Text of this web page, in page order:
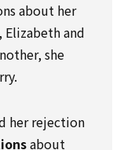
about her
and
she
her rejection
about